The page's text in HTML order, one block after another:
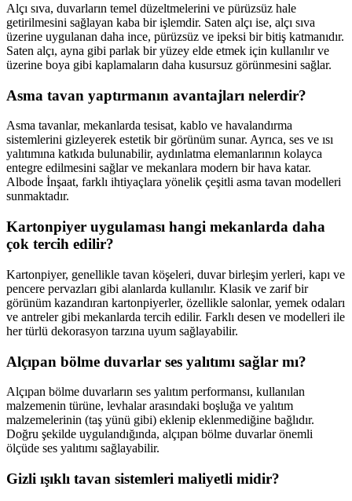
Alçı sıva, duvarların temel düzeltmelerini ve pürüzsüz hale
getirilmesini sağlayan kaba bir işlemdir. Saten alçı ise, alçı sıva
üzerine uygulanan daha ince, pürüzsüz ve ipeksi bir bitiş katmanıdır.
Saten alçı, ayna gibi parlak bir yüzey elde etmek için kullanılır ve
üzerine boya gibi kaplamaların daha kusursuz görünmesini sağlar.
Asma tavan yaptırmanın avantajları nelerdir?
Asma tavanlar, mekanlarda tesisat, kablo ve havalandırma
sistemlerini gizleyerek estetik bir görünüm sunar. Ayrıca, ses ve ısı
yalıtımına katkıda bulunabilir, aydınlatma elemanlarının kolayca
entegre edilmesini sağlar ve mekanlara modern bir hava katar.
Albode İnşaat, farklı ihtiyaçlara yönelik çeşitli asma tavan modelleri
sunmaktadır.
Kartonpiyer uygulaması hangi mekanlarda daha
çok tercih edilir?
Kartonpiyer, genellikle tavan köşeleri, duvar birleşim yerleri, kapı ve
pencere pervazları gibi alanlarda kullanılır. Klasik ve zarif bir
görünüm kazandıran kartonpiyerler, özellikle salonlar, yemek odaları
ve antreler gibi mekanlarda tercih edilir. Farklı desen ve modelleri ile
her türlü dekorasyon tarzına uyum sağlayabilir.
Alçıpan bölme duvarlar ses yalıtımı sağlar mı?
Alçıpan bölme duvarların ses yalıtım performansı, kullanılan
malzemenin türüne, levhalar arasındaki boşluğa ve yalıtım
malzemelerinin (taş yünü gibi) eklenip eklenmediğine bağlıdır.
Doğru şekilde uygulandığında, alçıpan bölme duvarlar önemli
ölçüde ses yalıtımı sağlayabilir.
Gizli ışıklı tavan sistemleri maliyetli midir?